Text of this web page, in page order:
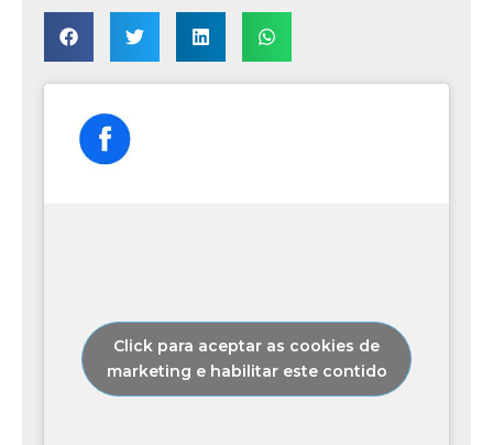
Click para aceptar as cookies de
marketing e habilitar este contido